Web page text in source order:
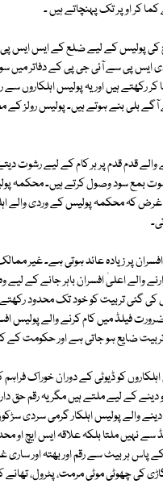
کر اوپر تک پہنچاتے ہیں ۔
کی پولیس کے لیے ضلع کے ایس ایس
ایس پی سے آئی جی پی کے دفاتر میں
رکھتے ہیں اور یہ پولیس اہلکاروں سے
آگے بلی بنے ہوتے ہیں۔ پولیس رولز
قدم قدم پر ہر کام کے لیے رشوت
بمع سود وصول کرتے ہیں۔ محکمہ
غرض کہ محکمہ پولیس کے وردی والے
پر زیادہ عائد ہوتی ہے۔ غیر
والے اعلیٰ افسران باہر جانے کے لیے
گئی تربیت کو خود تک محدود رکھتے
فیلڈ میں کام کرنے والے پولیس
ضایع ہو جاتی ہے اور حکومت کے
کو ڈیوٹی کے دوران خوراک
کے لیے ملتے ہیں مگر یہ رقم حق
والے پولیس اہلکار گرمی سردی
سے نہیں ملتا بلکہ علاقہ ایس ایچ او
کے پاس ہر بیٹ سے رقم اور بھتہ اور
کی چھوٹی موٹی مرمت، پٹرول،